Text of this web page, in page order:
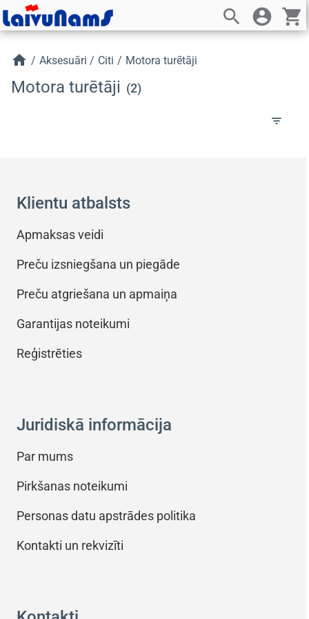
search account_circle shopping_cart
home / Aksesuāri / Citi / Motora turētāji
Motora turētāji (2)
filter_list
Klientu atbalsts
Apmaksas veidi
Preču izsniegšana un piegāde
Preču atgriešana un apmaiņa
Garantijas noteikumi
Reģistrēties
Juridiskā informācija
Par mums
Pirkšanas noteikumi
Personas datu apstrādes politika
Kontakti un rekvizīti